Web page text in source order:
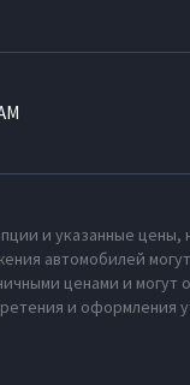
и указанные цены,
автомобилей
ценами и могут
и оформления